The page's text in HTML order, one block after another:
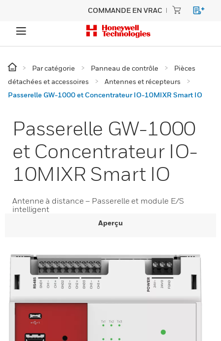
COMMANDE EN VRAC
Par catégorie Panneau de contrôle
Pièces
détachées et accessoires
Antennes et récepteurs
Passerelle GW-1000 et Concentrateur IO-10MIXR Smart IO
Passerelle GW-1000
et Concentrateur IO-
10MIXR Smart IO
Antenne à distance – Passerelle et module E/S
intelligent
Aperçu